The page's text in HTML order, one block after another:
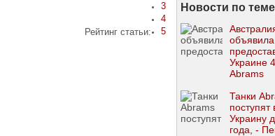
Рейтинг статьи:
3
4
5
Новости по
Украине
Abrams
Танки
поступят
Украину
года, -